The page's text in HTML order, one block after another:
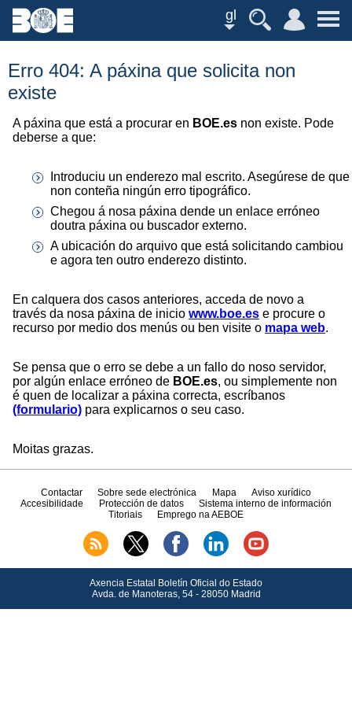
gl
Erro 404: A páxina que solicita non
existe
A páxina que está a procurar en BOE.es non existe. Pode
deberse a que:
Introduciu un enderezo mal escrito. Asegúrese de que
non conteña ningún erro tipográfico.
Chegou á nosa páxina dende un enlace erróneo
doutra páxina ou buscador externo.
A ubicación do arquivo que está solicitando cambiou
e agora ten outro enderezo distinto.
En calquera dos casos anteriores, acceda de novo a
través da nosa páxina de inicio www.boe.es e procure o
recurso por medio dos menús ou ben visite o mapa web.
Se pensa que o erro se debe a un fallo do noso servidor,
por algún enlace erróneo de BOE.es, ou simplemente non
é quen de localizar a páxina correcta, escríbanos
(formulario) para explicarnos o seu caso.
Moitas grazas.
Contactar Sobre sede electrónica Mapa
Aviso xurídico
Accesibilidade
Protección de datos
Sistema interno de información
Titoriais
Emprego na AEBOE
Axencia Estatal Boletín Oficial do Estado
Avda.de Manoteras, 54 - 28050 Madrid